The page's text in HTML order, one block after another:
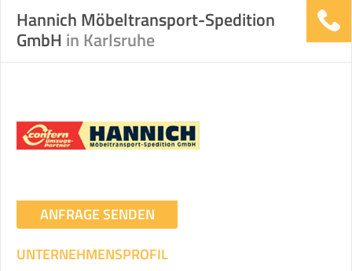
Hannich Möbeltransport-Spedition
GmbH in Karlsruhe
ANFRAGE SENDEN
UNTERNEHMENSPROFIL